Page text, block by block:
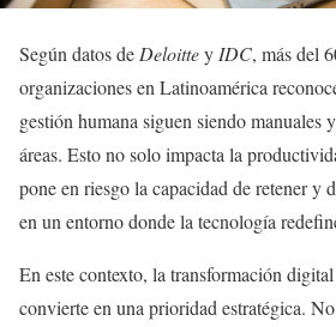
Según datos de Deloittey IDC, más del
organizaciones en Latinoamérica
gestión humana siguen siendo manuales
áreas. Esto no solo impacta la
pone en riesgo la capacidad de retener y
en un entorno donde la tecnología
En este contexto, la transformación
convierte en una prioridad estratégica.